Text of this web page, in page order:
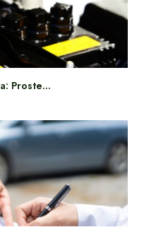
Proste…